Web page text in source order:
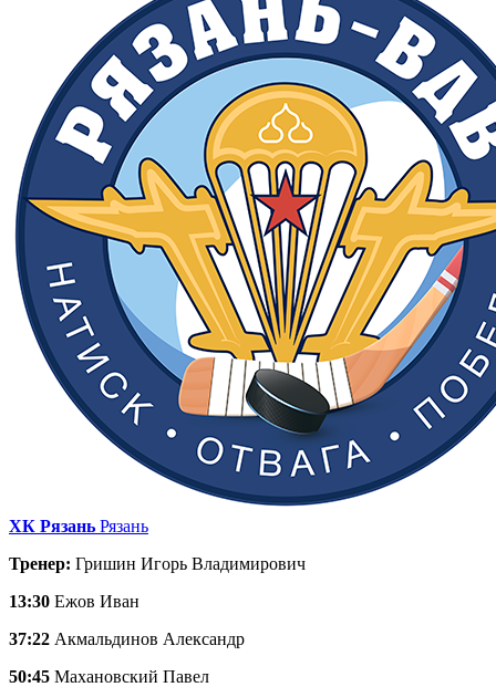
ХК Рязань Рязань
Тренер: Гришин Игорь Владимирович
13:30 Ежов Иван
37:22 Акмальдинов Александр
50:45 Махановский Павел